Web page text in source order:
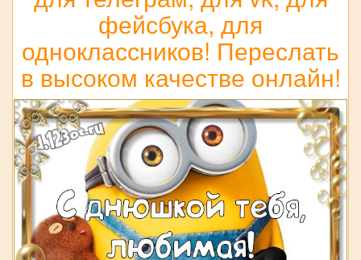
фейсбука, для
одноклассников! Переслать
в высоком качестве онлайн!